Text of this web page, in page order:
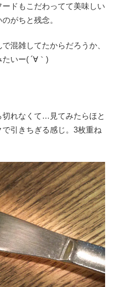
ドもこだわってて美味しい
がちと残念。
混雑してたからだろうか、
いー( ´∀｀)
れなくて…見てみたらほと
引きちぎる感じ。3枚重ね